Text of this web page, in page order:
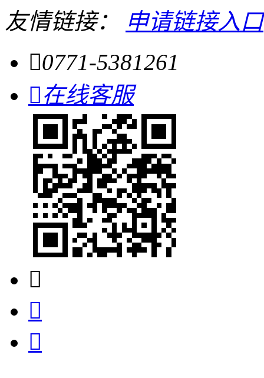
友情链接：
申请链接入口
0771-5381261
在线客服


